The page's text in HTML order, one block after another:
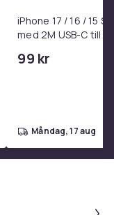
iPhone 17 / 16 / 15
med 2M USB-C till
99 kr
måndag, 17 aug